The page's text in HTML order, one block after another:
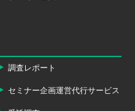
調査レポート
セミナー企画運営代行サービス